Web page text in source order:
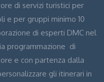
di servizi turistici per
e per gruppi minimo 10
di esperti DMC nel
programmazione di
e con partenza dalla
gli itinerari in